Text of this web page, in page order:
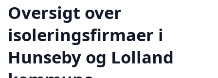
Oversigt over
isoleringsfirmaer i
Hunseby og Lolland